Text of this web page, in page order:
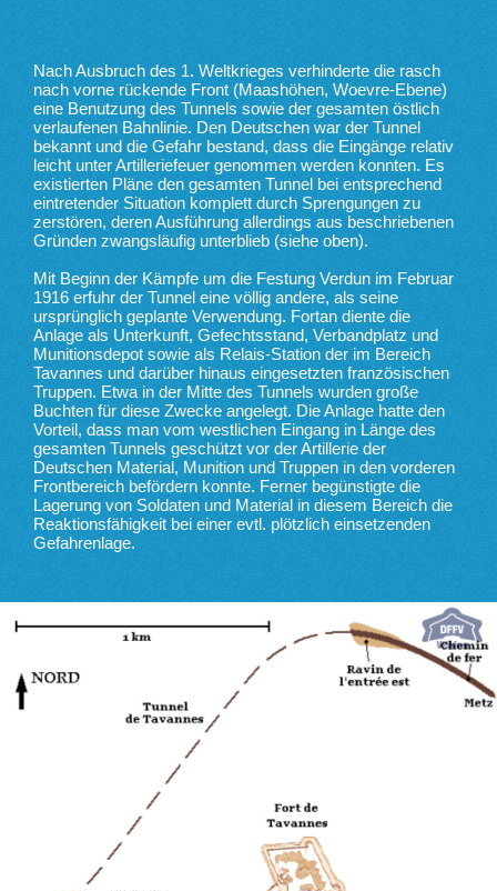
Nach Ausbruch des 1. Weltkrieges verhinderte die rasch
nach vorne rückende Front (Maashöhen, Woevre-Ebene)
eine Benutzung des Tunnels sowie der gesamten östlich
verlaufenen Bahnlinie. Den Deutschen war der Tunnel
bekannt und die Gefahr bestand, dass die Eingänge relativ
leicht unter Artilleriefeuer genommen werden konnten. Es
existierten Pläne den gesamten Tunnel bei entsprechend
eintretender Situation komplett durch Sprengungen zu
zerstören, deren Ausführung allerdings aus beschriebenen
Gründen zwangsläufig unterblieb (siehe oben).
Mit Beginn der Kämpfe um die Festung Verdun im Februar
1916 erfuhr der Tunnel eine völlig andere, als seine
ursprünglich geplante Verwendung. Fortan diente die
Anlage als Unterkunft, Gefechtsstand, Verbandplatz und
Munitionsdepot sowie als Relais-Station der im Bereich
Tavannes und darüber hinaus eingesetzten französischen
Truppen. Etwa in der Mitte des Tunnels wurden große
Buchten für diese Zwecke angelegt. Die Anlage hatte den
Vorteil, dass man vom westlichen Eingang in Länge des
gesamten Tunnels geschützt vor der Artillerie der
Deutschen Material, Munition und Truppen in den vorderen
Frontbereich befördern konnte. Ferner begünstigte die
Lagerung von Soldaten und Material in diesem Bereich die
Reaktionsfähigkeit bei einer evtl. plötzlich einsetzenden
Gefahrenlage.